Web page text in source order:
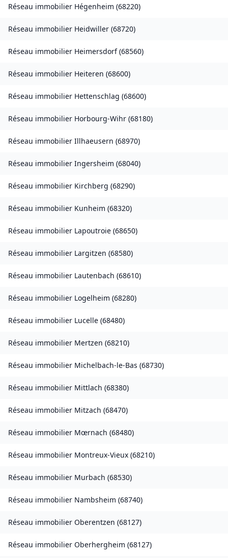
Réseau immobilier Hégenheim (68220)
Réseau immobilier Heidwiller (68720)
Réseau immobilier Heimersdorf(68560)
Réseau immobilier Heiteren (68600)
Réseau immobilier Hettenschlag (68600)
Réseau immobilier Horbourg-Wihr (68180)
Réseau immobilier Illhaeusern (68970)
Réseau immobilier Ingersheim (68040)
Réseau immobilier Kirchberg (68290)
Réseau immobilier Kunheim (68320)
Réseau immobilier Lapoutroie (68650)
Réseau immobilier Largitzen (68580)
Réseau immobilier Lautenbach (68610)
Réseau immobilier Logelheim (68280)
Réseau immobilier Lucelle (68480)
Réseau immobilier Mertzen (68210)
Réseau immobilier Michelbach-le-Bas (68730)
Réseau immobilier Mittlach (68380)
Réseau immobilier Mitzach (68470)
Réseau immobilier Mœrnach (68480)
Réseau immobilier Montreux-Vieux (68210)
Réseau immobilier Murbach (68530)
Réseau immobilier Nambsheim (68740)
Réseau immobilier Oberentzen (68127)
Réseau immobilier Oberhergheim (68127)